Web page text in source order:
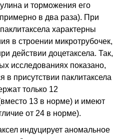
и торможения его
в два раза). При
характерны
в строении микротрубочек,
действии доцетаксела. Так,
исследованиях показано,
в присутствии паклитаксела
только 12
13 в норме) и имеют
от 24 в норме).
индуцирует аномальное